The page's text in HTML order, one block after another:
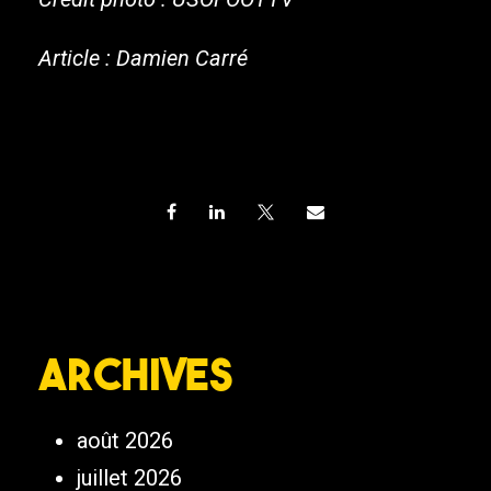
Article : Damien Carré
Archives
août 2026
juillet 2026